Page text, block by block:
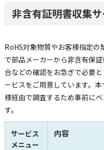
非含有証明書収集
RoHS対象物質やお客様指定
で部品メーカーから非含有保
合などの確認をお急ぎで必要
ービスをご用意しています。
様経由で調査するため事前に
す。
サービス
メニュー
内容